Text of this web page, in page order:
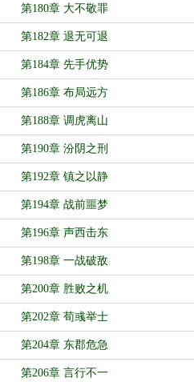
第180章 大不敬罪
第182章 退无可退
第184章 先手优势
第186章 布局远方
第188章 调虎离山
第190章 汾阴之刑
第192章 镇之以静
第194章 战前噩梦
第196章 声西击东
第198章 一战破敌
第200章 胜败之机
第202章 荀彧举士
第204章 东郡危急
第206章 言行不一